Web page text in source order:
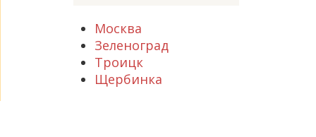
Москва
Зеленоград
Троицк
Щербинка